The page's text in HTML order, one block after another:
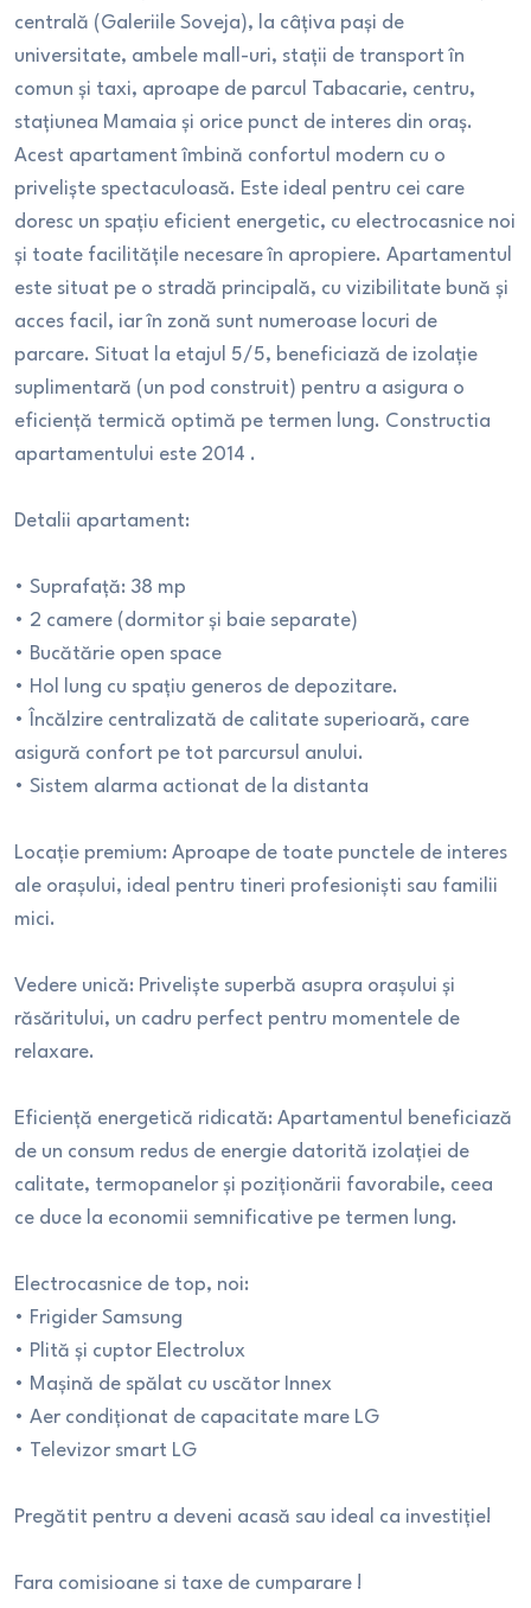
centrală (Galeriile Soveja), la câțiva pași de
universitate, ambele mall-uri, stații de transport în
comun și taxi, aproape de parcul Tabacarie, centru,
stațiunea Mamaia și orice punct de interes din oraș.
Acest apartament îmbină confortul modern cu o
priveliște spectaculoasă. Este ideal pentru cei care
doresc un spațiu eficient energetic, cu electrocasnice noi
și toate facilitățile necesare în apropiere. Apartamentul
este situat pe o stradă principală, cu vizibilitate bună și
acces facil, iar în zonă sunt numeroase locuri de
parcare. Situat la etajul 5/5, beneficiază de izolație
suplimentară (un pod construit) pentru a asigura o
eficiență termică optimă pe termen lung. Constructia
apartamentului este 2014 .
Detalii apartament:
• Suprafață: 38 mp
• 2 camere (dormitor și baie separate)
• Bucătărie open space
• Hol lung cu spațiu generos de depozitare.
• Încălzire centralizată de calitate superioară, care
asigură confort pe tot parcursul anului.
• Sistem alarma actionat de la distanta
Locație premium: Aproape de toate punctele de interes
ale orașului, ideal pentru tineri profesioniști sau familii
mici.
Vedere unică: Priveliște superbă asupra orașului și
răsăritului, un cadru perfect pentru momentele de
relaxare.
Eficiență energetică ridicată: Apartamentul beneficiază
de un consum redus de energie datorită izolației de
calitate, termopanelor și poziționării favorabile, ceea
ce duce la economii semnificative pe termen lung.
Electrocasnice de top, noi:
• Frigider Samsung
• Plită și cuptor Electrolux
• Mașină de spălat cu uscător Innex
• Aer condiționat de capacitate mare LG
• Televizor smart LG
Pregătit pentru a deveni acasă sau ideal ca investiție!
Fara comisioane si taxe de cumparare !